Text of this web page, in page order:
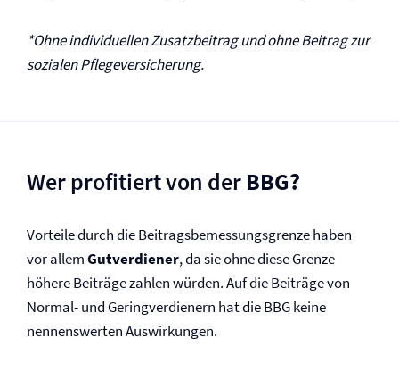
*Ohne individuellen Zusatzbeitrag und ohne Beitrag zur
sozialen Pflege­versicherung.
Wer profitiert von der BBG?
Vorteile durch die Beitragsbemessungsgrenze haben
vor allemGutverdiener, da sie ohne diese Grenze
höhere Beiträge zahlen würden. Auf die Beiträge von
Normal- und Geringverdienern hat die BBG keine
nennenswerten Auswirkungen.